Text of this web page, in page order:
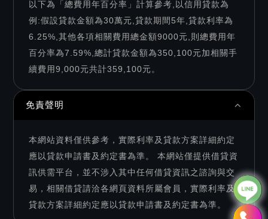
以下為「總費用年百分率」計算參考,以信用貸款為
例:假設貸款金額為30萬元,貸款期間5年,貸款利率為
6.25%,其他各項相關費用總金額9000元,則總費用年
百分率為7.59%,總計貸款金額為350,100元加相關手
續費用9,000元共計359,100元。
免責聲明
本網站資料僅供參考，實際利率及貸款方案詳細約定
應以貸款申請書及約定書為準。 本網站僅提供借貸資
訊供需平台，並不涉入其中任何借貸資訊之諮詢與交
易，相關借貸請洽各網頁資料所屬會員，實際利率及
貸款方案詳細約定應以貸款申請書及約定書為準。